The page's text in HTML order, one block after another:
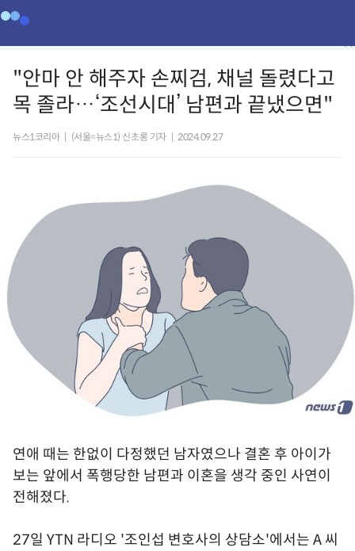
"안마 안 해주자 손찌검, 채널 돌렸다고
목 졸라…‘조선시대’ 남편과 끝냈으면"
뉴스1코리아 (서울=뉴스1) 신초롱 기자 2024.09.27
연애 때는 한없이 다정했던 남자였으나 결혼 후 아이가
보는 앞에서 폭행당한 남편과 이혼을 생각 중인 사연이
전해졌다.
27일 YTN 라디오 '조인섭 변호사의 상담소'에서는 A 씨